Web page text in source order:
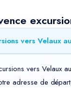
vers Velaux
vers Velaux
adresse de